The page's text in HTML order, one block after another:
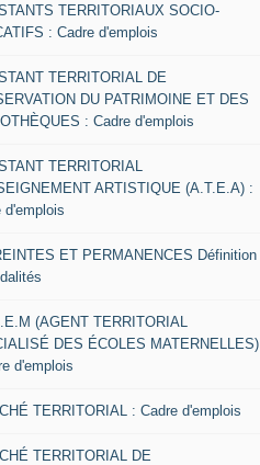
TERRITORIAUX SOCIO-
: Cadre d'emplois
TERRITORIAL DE
DU PATRIMOINE ET DES
: Cadre d'emplois
TERRITORIAL
ARTISTIQUE (A.T.E.A) :
d'emplois
ET PERMANENCES Définition
(AGENT TERRITORIAL
DES ÉCOLES MATERNELLES)
d'emplois
TERRITORIAL : Cadre d'emplois
TERRITORIAL DE